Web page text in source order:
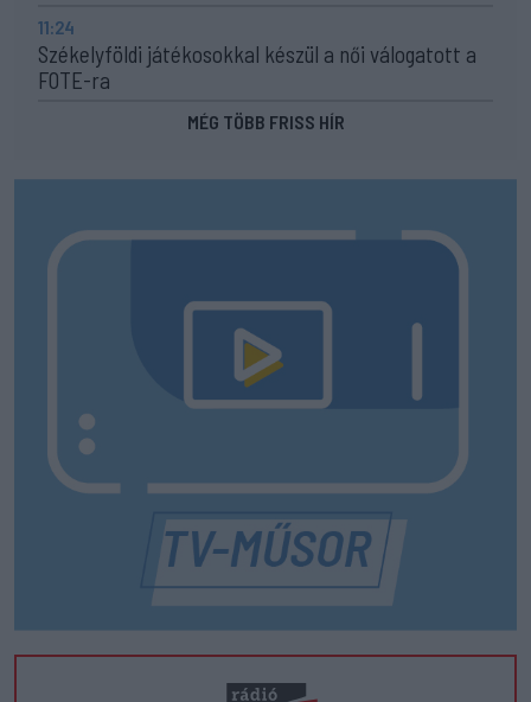
11:24
Székelyföldi játékosokkal készül a női válogatott a
FOTE-ra
MÉG TÖBB FRISS HÍR